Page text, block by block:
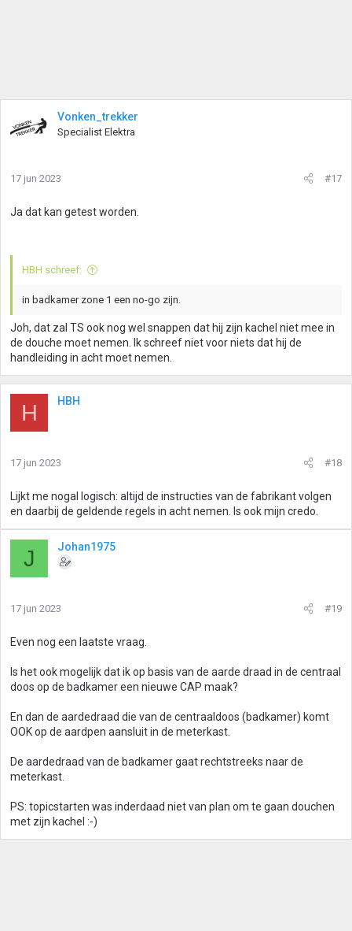
Vonken_trekker
Specialist Elektra
17 jun 2023 #17
Ja dat kan getest worden.
HBH schreef:
in badkamer zone 1 een no-go zijn.
Joh, dat zal TS ook nog wel snappen dat hij zijn kachel niet mee in
de douche moet nemen. Ik schreef niet voor niets dat hij de
handleiding in acht moet nemen.
H HBH
17 jun 2023 #18
Lijkt me nogal logisch: altijd de instructies van de fabrikant volgen
en daarbij de geldende regels in acht nemen. Is ook mijn credo.
J Johan1975
17 jun 2023 #19
Even nog een laatste vraag.
Is het ook mogelijk dat ik op basis van de aarde draad in de centraal
doos op de badkamer een nieuwe CAP maak?
En dan de aardedraad die van de centraaldoos (badkamer) komt
OOK op de aardpen aansluit in de meterkast.
De aardedraad van de badkamer gaat rechtstreeks naar de
meterkast.
PS: topicstarten was inderdaad niet van plan om te gaan douchen
met zijn kachel :-)